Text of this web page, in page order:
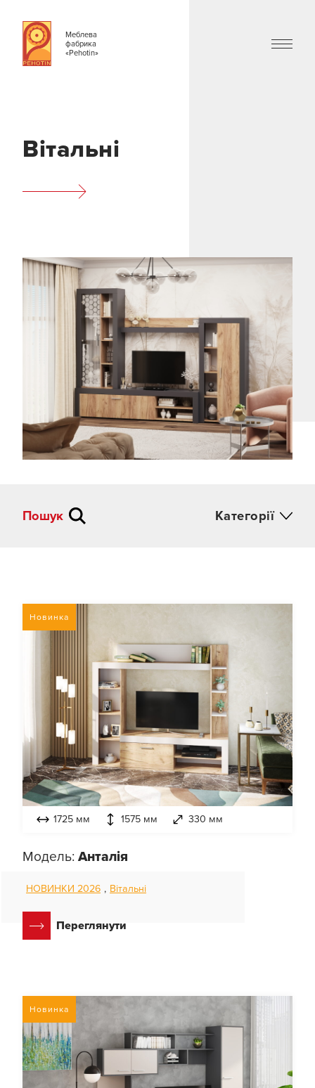
Меблева
фабрика
«Pehotin»
Вітальні
Пошук Категорії
Новинка
1725 мм 1575 мм 330 мм
Модель: Анталія
НОВИНКИ 2026 , Вітальні
Переглянути
Новинка